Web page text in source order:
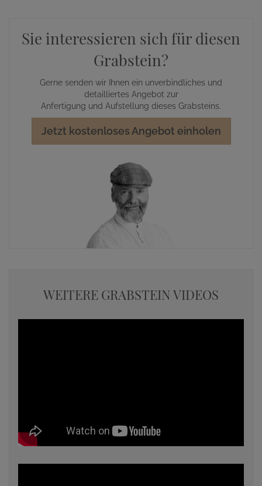
Sie interessieren sich für diesen
Grabstein?
Gerne senden wir Ihnen ein unverbindliches und
detailliertes Angebot zur
Anfertigung und Aufstellung dieses Grabsteins.
Jetzt kostenloses Angebot einholen
WEITERE GRABSTEIN VIDEOS